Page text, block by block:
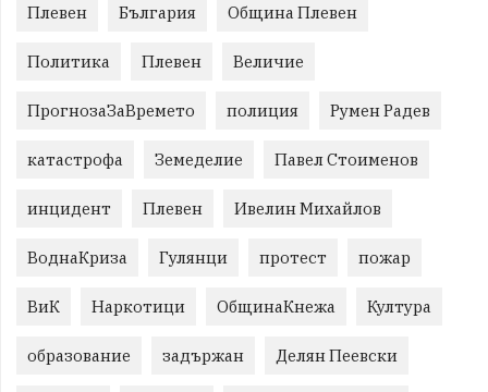
Плевен България Община Плевен
Политика Плевен Величие
ПрогнозаЗаВремето полиция Румен Радев
катастрофа Земеделие Павел Стоименов
инцидент Плевен Ивелин Михайлов
ВоднаКриза Гулянци протест пожар
ВиК Наркотици ОбщинаКнежа Култура
образование задържан Делян Пеевски